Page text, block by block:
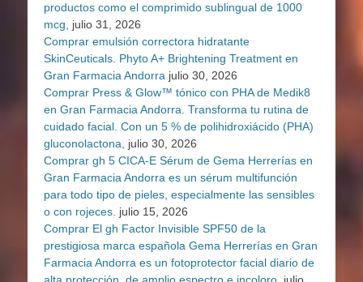
productos como el comprimido sublingual de 1000
mcg,
julio 31, 2026
Comprar emulsión correctora hidratante
SkinCeuticals. Phyto A+ Brightening Treatment en
Gran Farmacia Andorra julio 30, 2026
Comprar Press & Glow™ tónico con PHA de Medik8
en Gran Farmacia Andorra. Transforma tu rutina de
cuidado facial. Con un 5 % de polihidroxiácido (PHA)
gluconolactona,
julio 30, 2026
Comprar gh 5 CICA-E Sérum de Gema Herrerías en
Gran Farmacia Andorra es un sérum multifunción
para todo tipo de pieles, especialmente las sensibles
o con rojeces. julio 15, 2026
Comprar El gh Factor Invisible SPF50 de la
prestigiosa marca española Gema Herrerías en Gran
Farmacia Andorra es un fotoprotector facial diario de